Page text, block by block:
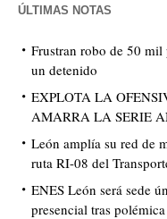
ÚLTIMAS NOTAS
Frustran robo de 50 mil
un detenido
EXPLOTA LA
AMARRA LA SERIE
León amplía su red de
ruta RI-08 del
ENES León será sede
presencial tras